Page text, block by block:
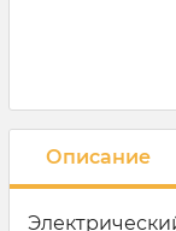
Описание